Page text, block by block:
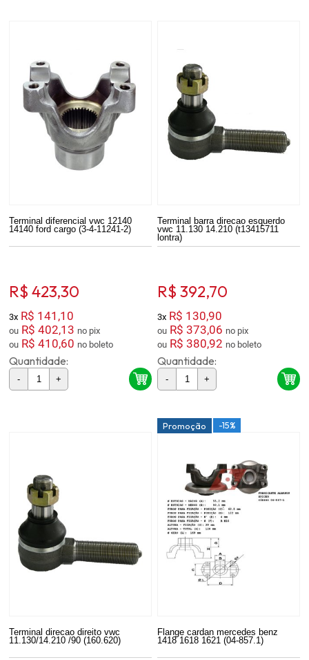
Terminal diferencial vwc 12140
14140 ford cargo (3-4-11241-2)
R$ 423,30
3x R$ 141,10
ou R$ 402,13
no pix
ou R$ 410,60 no boleto
Quantidade:
- +
Terminal barra direcao esquerdo
vwc 11.130 14.210 (t13415711
lontra)
R$ 392,70
3x R$ 130,90
ou R$ 373,06
no pix
ou R$ 380,92 no boleto
Quantidade:
- +
Terminal direcao direito vwc
11.130/14.210 /90 (160.620)
Promoção -15%
Flange cardan mercedes benz
1418 1618 1621 (04-857.1)